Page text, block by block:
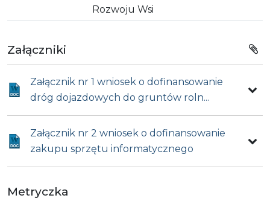
Rozwoju Wsi
Załączniki
Załącznik nr 1 wniosek o dofinansowanie
dróg dojazdowych do gruntów roln...
Załącznik nr 2 wniosek o dofinansowanie
zakupu sprzętu informatycznego
Metryczka